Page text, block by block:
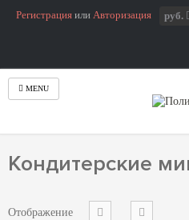
Регистрация или Авторизация руб.
MENU
Кондитерские
Отображение